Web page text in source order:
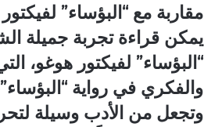
مقاربة مع “البؤساء”
يمكن قراءة تجربة جميلة
“البؤساء” لفيكتور هوغو،
والفكري في رواية
وتجعل من الأدب وسيلة